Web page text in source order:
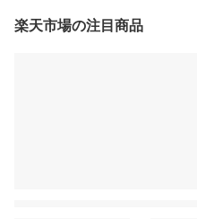
楽天市場の注目商品